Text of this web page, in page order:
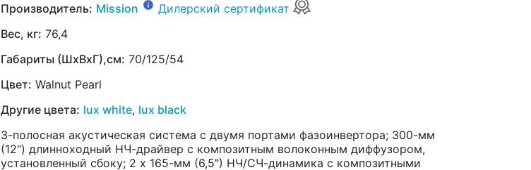
Производитель: Mission
Дилерский сертификат
Вес, кг: 76,4
Габариты (ШхВхГ),см: 70/125/54
Цвет: Walnut Pearl
Другие цвета: lux white, lux black
3-полосная акустическая система с двумя портами фазоинвертора; 300-мм
(12") длинноходный НЧ-драйвер с композитным волоконным диффузором,
установленный сбоку; 2 х 165-мм (6,5") НЧ/СЧ-динамика с композитными